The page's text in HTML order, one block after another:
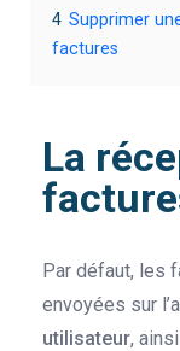
4 Supprimer
factures
La
Par défaut, les
envoyées sur
utilisateur,